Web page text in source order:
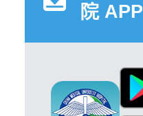
院 APP